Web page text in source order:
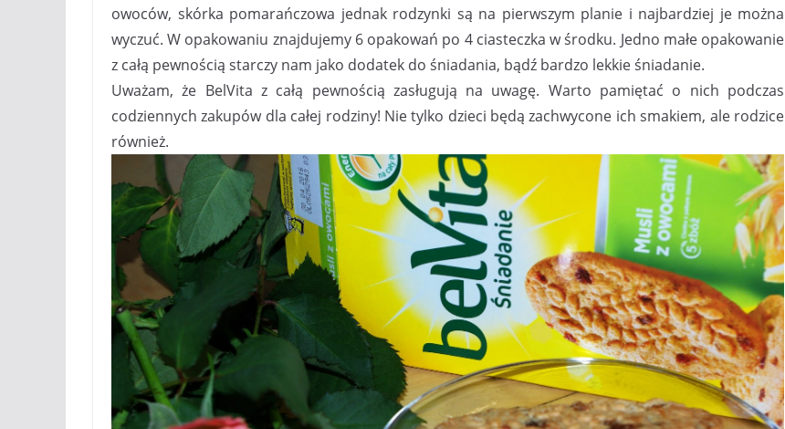
owoców, skórka pomarańczowa jednak rodzynki są na pierwszym planie i najbardziej je można
wyczuć. W opakowaniu znajdujemy 6 opakowań po 4 ciasteczka w środku. Jedno małe opakowanie
z całą pewnością starczy nam jako dodatek do śniadania, bądź bardzo lekkie śniadanie.
Uważam, że BelVita z całą pewnością zasługują na uwagę. Warto pamiętać o nich podczas
codziennych zakupów dla całej rodziny! Nie tylko dzieci będą zachwycone ich smakiem, ale rodzice
również.